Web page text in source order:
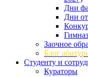
Дни
Дни
Заочное
Блог
Студенту и
Кураторы